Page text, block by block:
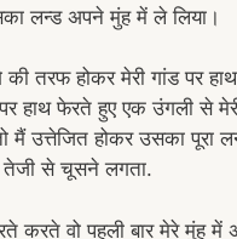
लन्ड अपने मुंह में ले लिया।
की तरफ होकर मेरी गांड पर
पर हाथ फेरते हुए एक उंगली से
मैं उत्तेजित होकर उसका पूरा
तेजी से चूसने लगता.
करते वो पहली बार मेरे मुंह में